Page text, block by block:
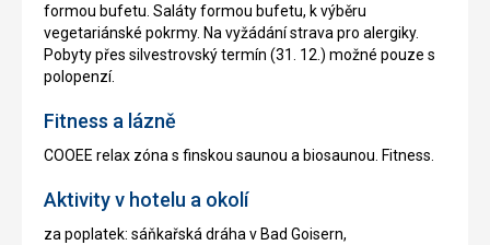
formou bufetu. Saláty formou bufetu, k výběru
vegetariánské pokrmy. Na vyžádání strava pro alergiky.
Pobyty přes silvestrovský termín (31. 12.) možné pouze s
polopenzí.
Fitness a lázně
COOEE relax zóna s finskou saunou a biosaunou. Fitness.
Aktivity v hotelu a okolí
za poplatek: sáňkařská dráha v Bad Goisern,